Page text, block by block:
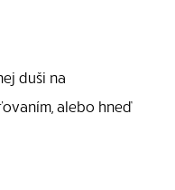
duši na
alebo hneď